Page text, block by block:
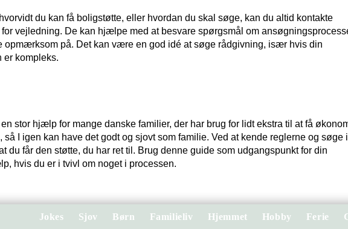
du kan få boligstøtte, eller hvordan du skal søge, kan du altid kontakte
vejledning. De kan hjælpe med at besvare spørgsmål om
opmærksom på. Det kan være en god idé at søge rådgivning, især hvis din
er kompleks.
stor hjælp for mange danske familier, der har brug for lidt ekstra til at få
I igen kan have det godt og sjovt som familie. Ved at kende reglerne og søge i
du får den støtte, du har ret til. Brug denne guide som udgangspunkt for din
hvis du er i tvivl om noget i processen.
Jokes Sjov Børn Familieliv Hjemmet Hobby Ferie